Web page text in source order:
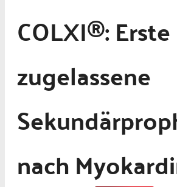
COLXI®: Erste
zugelassene
nach